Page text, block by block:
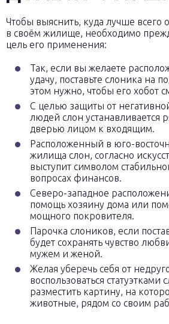
Чтобы выяснить, куда лучше всего
в своём жилище, необходимо
цель его применения:
Так, если вы желаете
удачу, поставьте слоника на
этом нужно, чтобы его хобот
С целью защиты от
людей слон устанавливается
дверью лицом к входящим.
Расположенный в юго-
жилища слон, согласно
выступит символом
вопросах финансов.
Северо-западное
помощь хозяину дома или
мощного покровителя.
Парочка слоников, если
будет сохранять чувство
мужем и женой.
Желая уберечь себя от
воспользоваться статуэтками
разместить картину, на
животные, рядом со своим